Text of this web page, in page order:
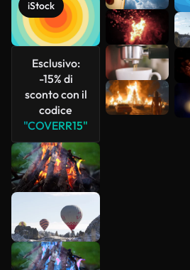
iStock
Esclusivo:
-15% di
sconto con il
codice
"COVERR15"